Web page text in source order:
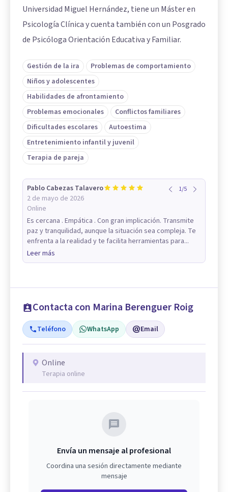
Universidad Miguel Hernández, tiene un Máster en
Psicología Clínica y cuenta también con un Posgrado
de Psicóloga Orientación Educativa y Familiar.
Gestión de la ira
Problemas de comportamiento
Niños y adolescentes
Habilidades de afrontamiento
Problemas emocionales
Conflictos familiares
Dificultades escolares
Autoestima
Entretenimiento infantil y juvenil
Terapia de pareja
Pablo Cabezas Talavero
2 de mayo de 2026
Online
1/5
Es cercana . Empática . Con gran implicación. Transmite
paz y tranquilidad, aunque la situación sea compleja. Te
enfrenta a la realidad y te facilita herramientas para...
Leer más
Contacta con Marina Berenguer Roig
Teléfono WhatsApp Email
Online
Terapia online
Envía un mensaje al profesional
Coordina una sesión directamente mediante
mensaje